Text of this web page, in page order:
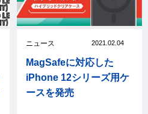
ニュース 2021.02.04
MagSafeに対応した
iPhone 12シリーズ用ケ
ースを発売